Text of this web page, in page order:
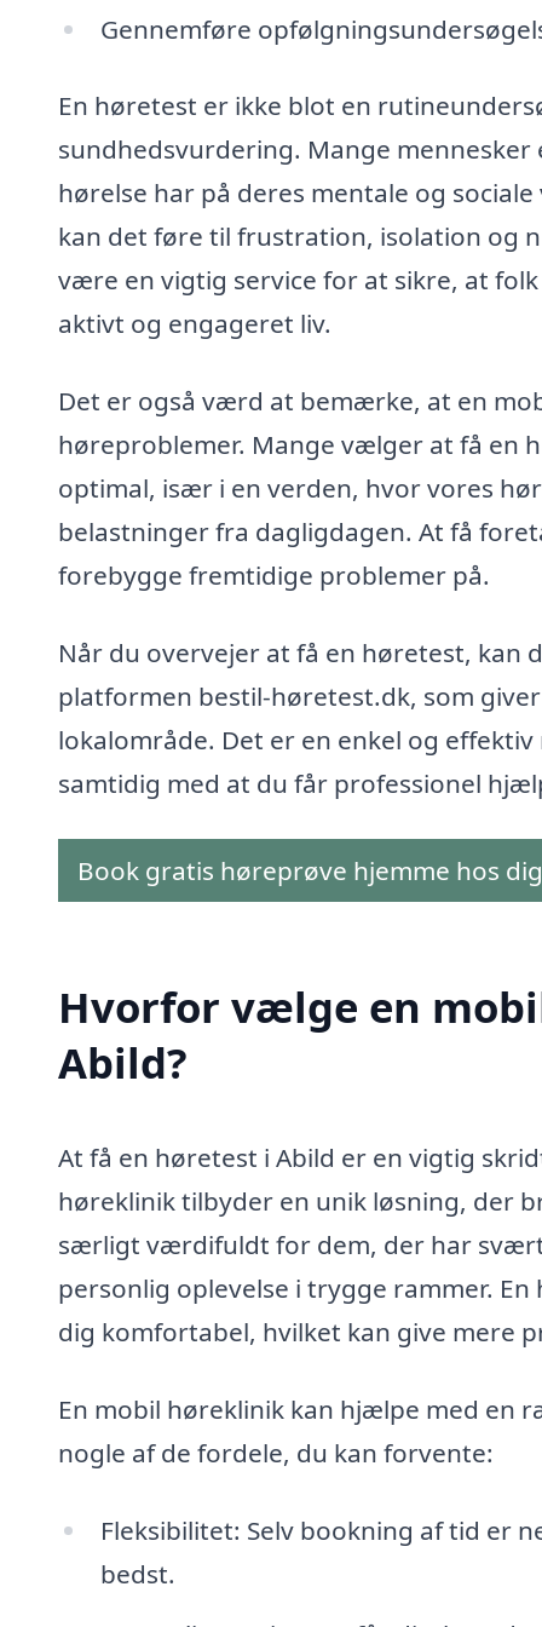
Gennemføre
En høretest er ikke blot en
sundhedsvurdering. Mange
hørelse har på deres mentale og
kan det føre til frustration, isolation og
være en vigtig service for at sikre, at
aktivt og engageret liv.
Det er også værd at bemærke, at en
høreproblemer. Mange vælger at få en
optimal, især i en verden, hvor vores
belastninger fra dagligdagen. At få
forebygge fremtidige problemer på.
Når du overvejer at få en høretest,
platformen bestil-høretest.dk, som
lokalområde. Det er en enkel og
samtidig med at du får professionel
Book gratis høreprøve hjemme hos dig
Hvorfor vælge en
Abild?
At få en høretest i Abild er en vigtig
høreklinik tilbyder en unik løsning, der
særligt værdifuldt for dem, der har
personlig oplevelse i trygge rammer.
dig komfortabel, hvilket kan give mere
En mobil høreklinik kan hjælpe med en
nogle af de fordele, du kan forvente:
Fleksibilitet: Selv bookning af tid er
bedst.